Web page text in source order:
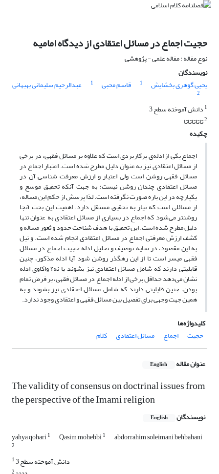
حجیت اجماع در مسائل اعتقادی از دیدگاه امامیه
نوع مقاله : مقاله علمی - پژوهشی
نویسندگان
یحیی گوهری بخشایش
1 قاسم محبی 1 عبدالرحیم سلیمانی بهبهانی
2
1 دانش آموخته سطح 3
2تاتاتاتاتا
چکیده
اجماع یکی از ادله‌ی پرکاربردی است که علاوه بر مسائل فقهی، در برخی
از مسائل اعتقادی نیز به عنوان دلیل مطرح شده است. اعتبار اجماع در
مسائل فقهی روشن است ولی اعتبار و ارزش معرفت شناسی آن در
مسائل اعتقادی چندان روشن نیست؛ به جهت آنکه تحقیق موسع و
یکپارچه در این باره صورت نگرفته است. لذا پرسش از حکم این مساله،
از مسائلی است که نیاز به تحقیق مستقل دارد. اهمیت این بحث آنجا
روشنتر می‌‌شود که اجماع در بسیاری از مسائل اعتقادی به عنوان تنها
دلیل مطرح شده است. این تحقیق با هدف شناخت حدود و ثغور مساله و
کشف ارزش معرفتی اجماع در مسائل اعتقادی انجام شده است. و نیل
به این مقصود، در سایه توصیف و تحلیل ادله حجیت اجماع در مسائل
فقهی میسر است تا از این رهگذر روشن شود آیا ادله مذکور، چنین
قابلیتی دارند که شامل مسائل اعتقادی نیز بشوند یا نه؟ واکاوی ادله
نشان می‌دهد حداقل برخی از ادله اجماع در مسائل فقهی، بر فرض تمام
بودن، چنین قابلیتی دارند که شامل مسائل اعتقادی نیز بشوند و به
همین جهت وجهی برای تفصیل بین مسائل فقهی و اعتقادی وجود ندارد.
کلیدواژه‌ها
حجیت
اجماع مسائل اعتقادی کلام
عنوان مقاله English
The validity of consensus on doctrinal issues from
the perspective of the Imami religion
نویسندگان English
yahya qohari1 Qasim mohebbi1 abdorrahim soleimani behbahani
2
1
دانش آموخته سطح 3